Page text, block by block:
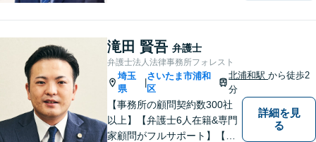
サービスを届けます。「どの
ような案件に対してもご依頼
者様に寄り添って真摯に対応
すること」がモットーです。
【完全個室】
滝田 賢吾 弁護士
弁護士法人法律事務所フォレスト
埼玉
県
|
さいたま市浦和
区
北浦和駅から徒歩2
分
【事務所の顧問契約数300社
以上】【弁護士6人在籍&専門
家顧問がフルサポート】【北
詳細を見
る